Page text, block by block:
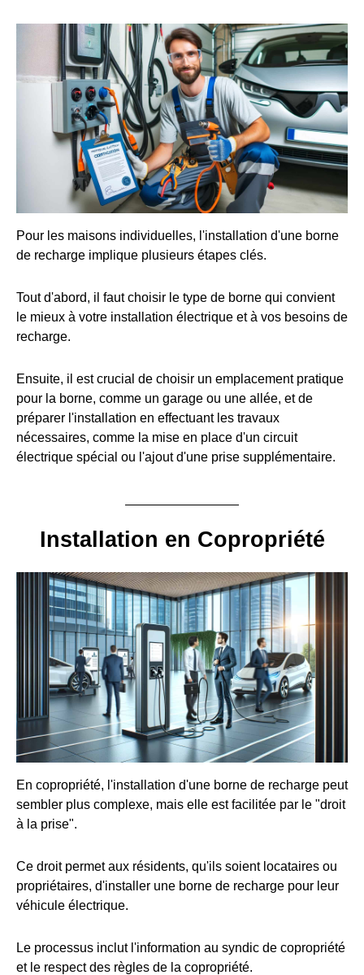
Pour les maisons individuelles, l'installation d'une borne
de recharge implique plusieurs étapes clés.
Tout d'abord, il faut choisir le type de borne qui convient
le mieux à votre installation électrique et à vos besoins de
recharge.
Ensuite, il est crucial de choisir un emplacement pratique
pour la borne, comme un garage ou une allée, et de
préparer l'installation en effectuant les travaux
nécessaires, comme la mise en place d'un circuit
électrique spécial ou l'ajout d'une prise supplémentaire.
Installation en Copropriété
En copropriété, l'installation d'une borne de recharge peut
sembler plus complexe, mais elle est facilitée par le "droit
à la prise".
Ce droit permet aux résidents, qu'ils soient locataires ou
propriétaires, d'installer une borne de recharge pour leur
véhicule électrique.
Le processus inclut l'information au syndic de copropriété
et le respect des règles de la copropriété.